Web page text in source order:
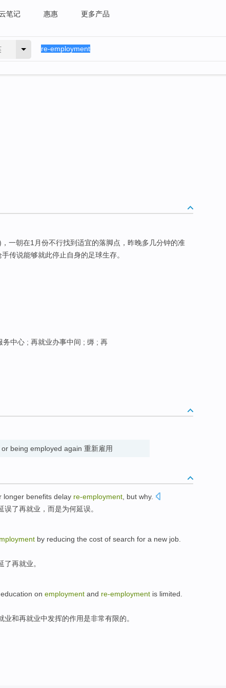
笔记 惠惠 更多产品
，一朝在1月份不行找到适宜的落脚点，昨晚多几分钟的准
传说能够就此停止自身的足球生存。
务中心 ; 再就业办事中间 ; 缛 ; 再
being employed again 重新雇用
longer benefits delay re-employment, but why.
误了再就业 ， 而是为何延误。
by reducing the cost of search for a new job
了再就业。
education on employment and re-employment is limited
业和再就业中发挥的作用是非常有限的。